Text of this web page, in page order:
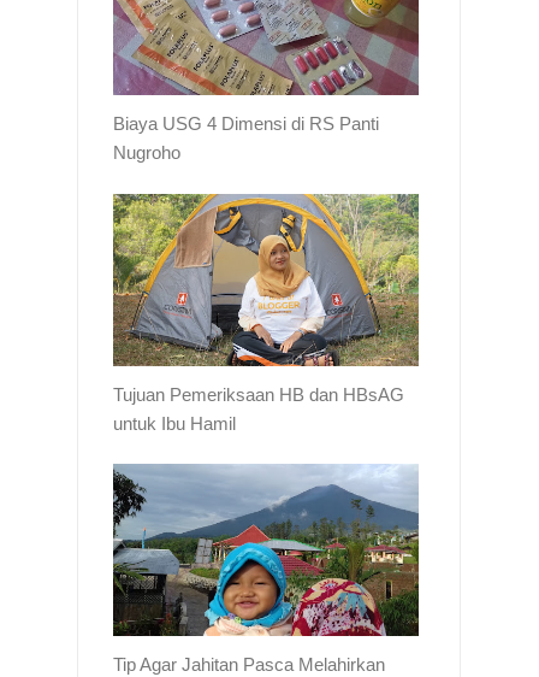
Biaya USG 4 Dimensi di RS Panti
Nugroho
Tujuan Pemeriksaan HB dan HBsAG
untuk Ibu Hamil
Tip Agar Jahitan Pasca Melahirkan